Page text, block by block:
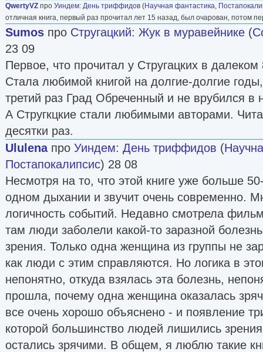
QwertyVZ про Уиндем: День триффидов (Научная фантастика,
отличная книга, первый раз прочитал лет 15 назад, был очарован, потом
Sumos про Стругацкий: Жук в муравейнике (
23 09
Первое, что прочитал у Стругацких в далеком
Стала любимой книгой на долгие-долгие
третий раз Град Обреченный и не врубился в
А Стругкцкие стали любимыми авторами.
десятки раз.
Ululenaпро Уиндем: День триффидов (
Постапокалипсис) 28 08
Несмотря на то, что этой книге уже больше
одном дыхании и звучит очень современно.
логичность событий. Недавно смотрела
там люди заболели какой-то заразной
зрения. Только одна женщина из группы не
как люди с этим справляются. Но логика в
непонятно, откуда взялась эта болезнь,
прошла, почему одна женщина оказалась
все очень хорошо объяснено - и появление
которой большинство людей лишились
остались зрячими. В общем, я люблю такие